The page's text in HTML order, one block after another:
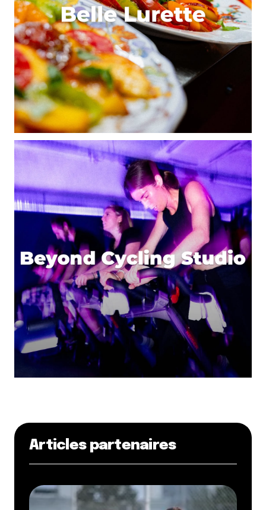
Articles partenaires